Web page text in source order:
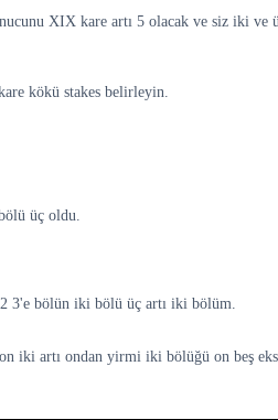
XIX kare artı 5 olacak ve siz iki ve üç
kökü stakes belirleyin.
üç oldu.
3'e bölün iki bölü üç artı iki bölüm.
iki artı ondan yirmi iki bölüğü on beş